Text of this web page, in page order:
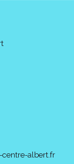
albert.fr